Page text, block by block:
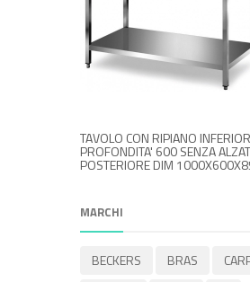
TAVOLO CON RIPIANO INFERIORE
PROFONDITA' 600 SENZA
POSTERIORE DIM
MARCHI
BECKERS BRAS